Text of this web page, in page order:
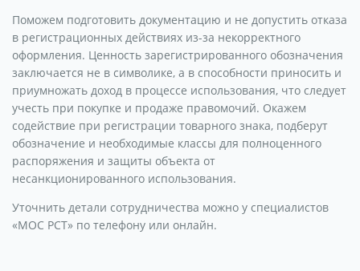
Поможем подготовить документацию и не допустить отказа
в регистрационных действиях из-за некорректного
оформления. Ценность зарегистрированного обозначения
заключается не в символике, а в способности приносить и
приумножать доход в процессе использования, что следует
учесть при покупке и продаже правомочий. Окажем
содействие при регистрации товарного знака, подберут
обозначение и необходимые классы для полноценного
распоряжения и защиты объекта от
несанкционированного использования.
Уточнить детали сотрудничества можно у специалистов
«МОС РСТ» по телефону или онлайн.